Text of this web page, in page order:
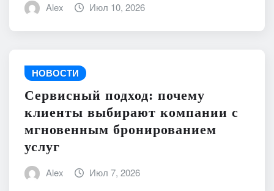
Alex Июл 10, 2026
НОВОСТИ
Сервисный подход: почему
клиенты выбирают компании с
мгновенным бронированием
услуг
Alex Июл 7, 2026